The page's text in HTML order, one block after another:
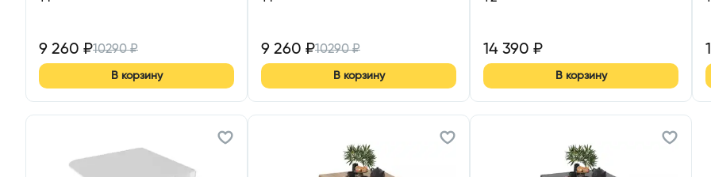
9 260 ₽10290₽
В корзину
9 260 ₽10290₽
В корзину
14 390 ₽
В корзину